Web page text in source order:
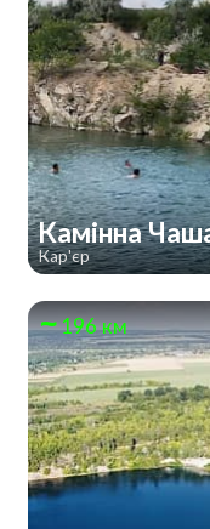
Камінна
Кар'єр
196 км